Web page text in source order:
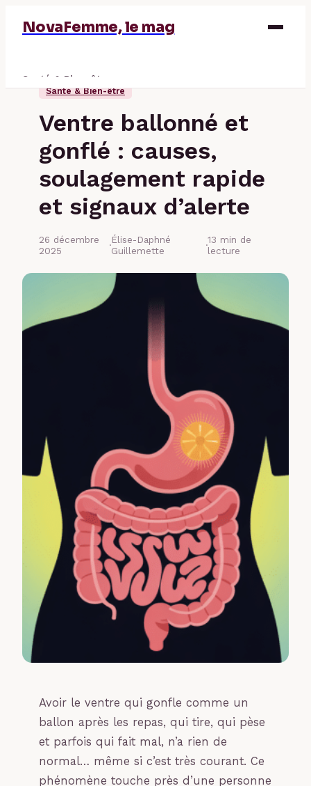
NovaFemme, le mag
Santé & Bien-être
Finance
Santé & Bien-être
Ventre ballonné et
gonflé : causes,
soulagement rapide
et signaux d’alerte
26 décembre
2025
·Élise-Daphné
Guillemette
·13 min de
lecture
Avoir le ventre qui gonfle comme un
ballon après les repas, qui tire, qui pèse
et parfois qui fait mal, n’a rien de
normal… même si c’est très courant. Ce
phénomène touche près d’une personne